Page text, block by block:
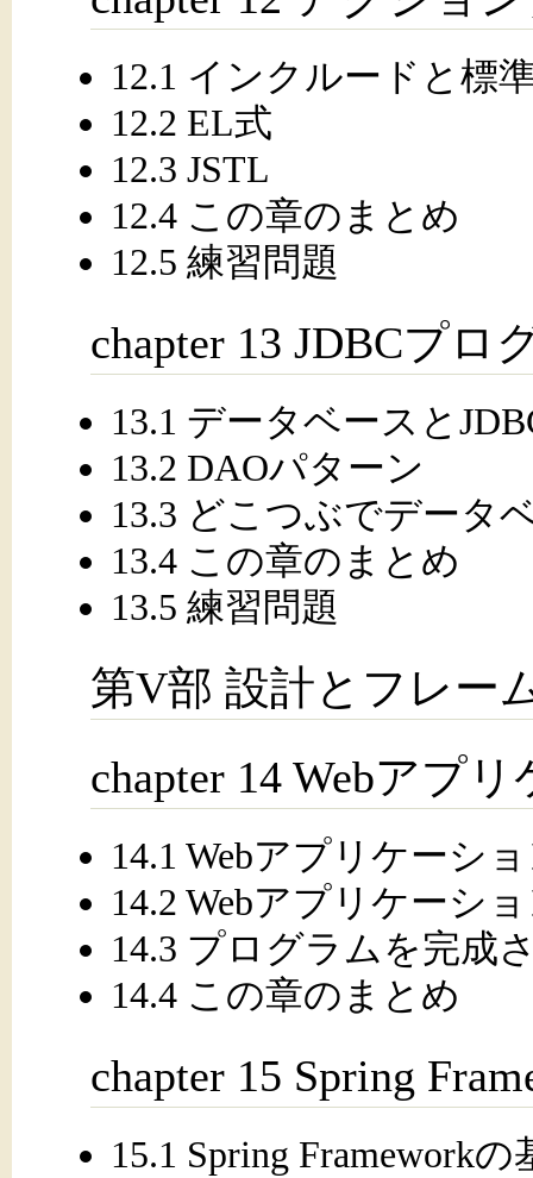
12.1 インクルードと標
12.2 EL式
12.3 JSTL
12.4 この章のまとめ
12.5 練習問題
chapter 13 JDBCプ
13.1 データベースと
13.2 DAOパターン
13.3 どこつぶでデータ
13.4 この章のまとめ
13.5 練習問題
第V部 設計とフレー
chapter 14 Webアプ
14.1 Webアプリケーシ
14.2 Webアプリケーシ
14.3 プログラムを完成
14.4 この章のまとめ
chapter 15 Spring
15.1 Spring Frameworkの